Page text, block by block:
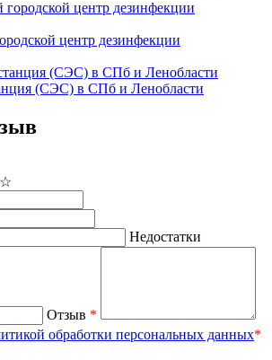
центр дезинфекции
(СЭС) в СПб и Ленобласти
Недостатки
Отзыв *
обработки персональных данных*